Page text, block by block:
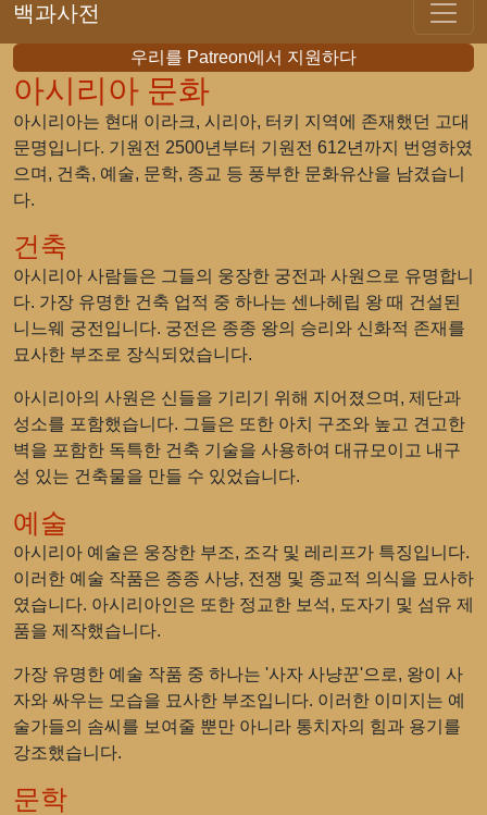
백과사전
우리를 Patreon에서 지원하다
아시리아 문화
아시리아는 현대 이라크, 시리아, 터키 지역에 존재했던 고대
문명입니다. 기원전 2500년부터 기원전 612년까지 번영하였
으며, 건축, 예술, 문학, 종교 등 풍부한 문화유산을 남겼습니
다.
건축
아시리아 사람들은 그들의 웅장한 궁전과 사원으로 유명합니
다. 가장 유명한 건축 업적 중 하나는 센나헤립 왕 때 건설된
니느웨 궁전입니다. 궁전은 종종 왕의 승리와 신화적 존재를
묘사한 부조로 장식되었습니다.
아시리아의 사원은 신들을 기리기 위해 지어졌으며, 제단과
성소를 포함했습니다. 그들은 또한 아치 구조와 높고 견고한
벽을 포함한 독특한 건축 기술을 사용하여 대규모이고 내구
성 있는 건축물을 만들 수 있었습니다.
예술
아시리아 예술은 웅장한 부조, 조각 및 레리프가 특징입니다.
이러한 예술 작품은 종종 사냥, 전쟁 및 종교적 의식을 묘사하
였습니다. 아시리아인은 또한 정교한 보석, 도자기 및 섬유 제
품을 제작했습니다.
가장 유명한 예술 작품 중 하나는 '사자 사냥꾼'으로, 왕이 사
자와 싸우는 모습을 묘사한 부조입니다. 이러한 이미지는 예
술가들의 솜씨를 보여줄 뿐만 아니라 통치자의 힘과 용기를
강조했습니다.
문학